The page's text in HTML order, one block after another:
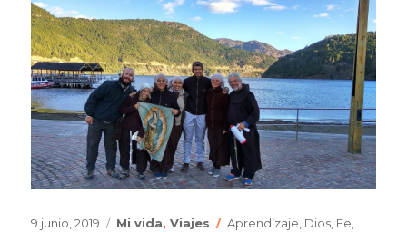
Publicado
9 junio, 2019 Categorías
Mi vida,Viajes Etiquetas
Aprendizaje, Dios, Fe,